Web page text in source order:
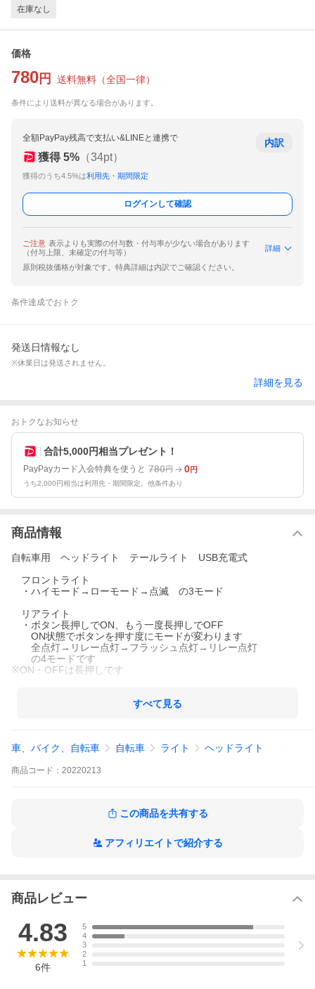
在庫なし
価格
780 円 送料無料 （全国一律）
条件により送料が異なる場合があります。
全額PayPay残高で支払い&LINEと連携で
獲得 5% （34pt）
獲得のうち4.5%は利用先・期間限定
内訳
ログインして確認
ご注意 表示よりも実際の付与数・付与率が少ない場合があります
（付与上限、未確定の付与等）
詳細
原則税抜価格が対象です。特典詳細は内訳でご確認ください。
条件達成でおトク
発送日情報なし
※休業日は発送されません。
詳細を見る
おトクなお知らせ
合計5,000円相当プレゼント！
PayPayカード入会特典を使うと 780円 0円
うち2,000円相当は利用先・期間限定。他条件あり
商品情報
自転車用 ヘッドライト テールライト USB充電式
フロントライト
・ハイモード→ローモード→点滅 の3モード
リアライト
・ボタン長押しでON、もう一度長押しでOFF
ON状態でボタンを押す度にモードが変わります
全点灯→リレー点灯→フラッシュ点灯→リレー点灯
の4モードです
※ON・OFFは長押しです
使用時間 約３〜12時間（モードによって異なります）
・リアライト本体
・USBケーブル 2本
お支払い確認後 1〜3日で日本郵便（追跡可能なクリックポス
※初期不良や不具合等ありましたら
すべて見る
車、バイク、自転車 自転車 ライト ヘッドライト
商品 コード： 20220213
この商品を共有する
アフィリエイトで紹介する
商品レビュー
4.83
6件
5
4
3
2
1